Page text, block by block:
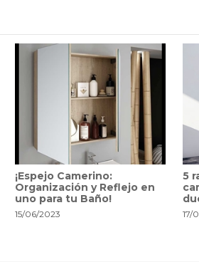
¡Espejo Camerino:
Organización y Reflejo en
uno para tu Baño!
15/06/2023
5
17/